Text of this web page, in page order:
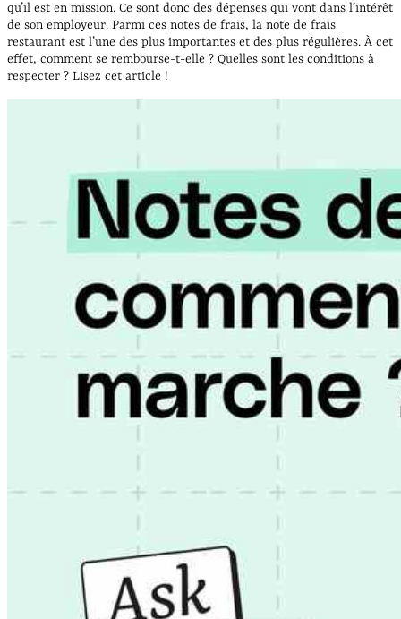
qu’il est en mission. Ce sont donc des dépenses qui vont dans l’intérêt
de son employeur. Parmi ces notes de frais, la note de frais
restaurant est l’une des plus importantes et des plus régulières. À cet
effet, comment se rembourse-t-elle ? Quelles sont les conditions à
respecter ? Lisez cet article !